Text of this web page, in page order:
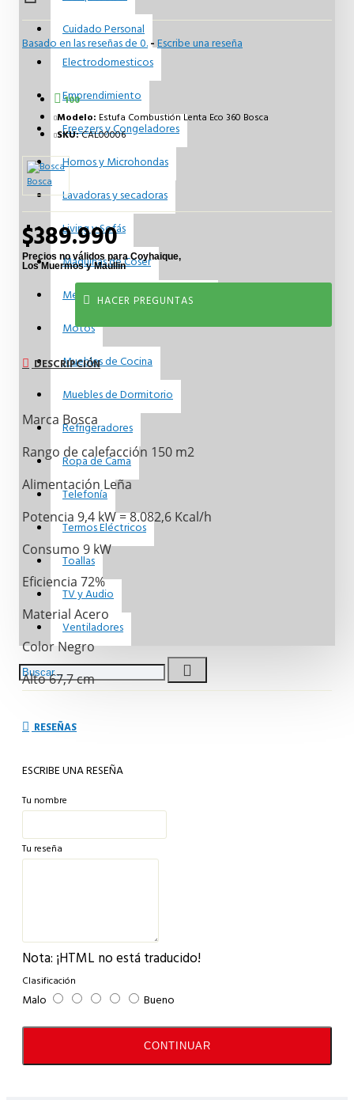
Cuidado Personal
Electrodomesticos
Emprendimiento
Freezers y Congeladores
Hornos y Microhondas
Lavadoras y secadoras
Living y Sofás
Maquinas de Coser
Menaje y Accesorios de Cocina
Motos
Muebles de Cocina
Muebles de Dormitorio
Refrigeradores
Ropa de Cama
Telefonía
Termos Eléctricos
Toallas
TV y Audio
Ventiladores
Basado en las reseñas de 0.-Escribe una reseña
$389.990
100
Modelo: Estufa Combustión Lenta Eco 360 Bosca
SKU:CAL00006
Bosca
HACER PREGUNTAS
DESCRIPCIÓN
Marca Bosca
Rango de calefacción 150 m2
Alimentación Leña
Potencia 9,4 kW = 8.082,6 Kcal/h
Consumo 9 kW
Eficiencia 72%
Material Acero
Color Negro
Alto 67,7 cm
Peso 59,6 Kg
Diámetro de cañón 6” Pulgadas
RESEÑAS
ESCRIBE UNA RESEÑA
Tu nombre
Tu reseña
Nota:¡HTML no está traducido!
Clasificación
Malo Bueno
CONTINUAR